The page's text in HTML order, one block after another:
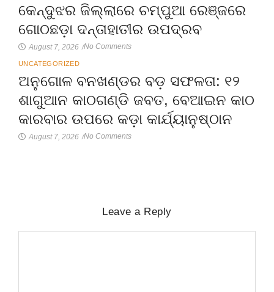
କେନ୍ଦୁଝର ଜିଲ୍ଲାରେ ଚମ୍ପୁଆ ରେଞ୍ଜରେ
ଗୋଠଛଡ଼ା ଦନ୍ତାହାତୀର ଉପଦ୍ରବ
August 7, 2026 /No Comments
UNCATEGORIZED
ଅନୁଗୋଳ ବନଖଣ୍ଡର ବଡ଼ ସଫଳତା: ୧୨
ଶାଗୁଆନ କାଠଗଣ୍ଡି ଜବତ, ବେଆଇନ କାଠ
କାରବାର ଉପରେ କଡ଼ା କାର୍ଯ୍ୟାନୁଷ୍ଠାନ
August 7, 2026 /No Comments
Leave a Reply